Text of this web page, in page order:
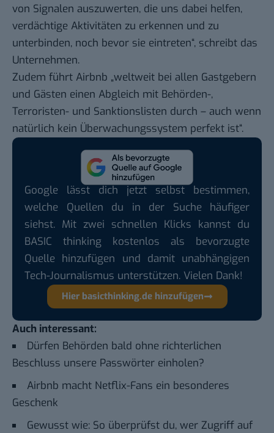
von Signalen auszuwerten, die uns dabei helfen,
verdächtige Aktivitäten zu erkennen und zu
unterbinden, noch bevor sie eintreten“, schreibt das
Unternehmen.
Zudem führt Airbnb „weltweit bei allen Gastgebern
und Gästen einen Abgleich mit Behörden-,
Terroristen- und Sanktionslisten durch – auch wenn
natürlich kein Überwachungssystem perfekt ist“.
Google lässt dich jetzt selbst bestimmen,
welche Quellen du in der Suche häufiger
siehst. Mit zwei schnellen Klicks kannst du
BASIC thinking kostenlos als bevorzugte
Quelle hinzufügen und damit unabhängigen
Tech-Journalismus unterstützen. Vielen Dank!
Hier basicthinking.de hinzufügen
Auch interessant:
Dürfen Behörden bald ohne richterlichen
Beschluss unsere Passwörter einholen?
Airbnb macht Netflix-Fans ein besonderes
Geschenk
Gewusst wie: So überprüfst du, wer Zugriff auf